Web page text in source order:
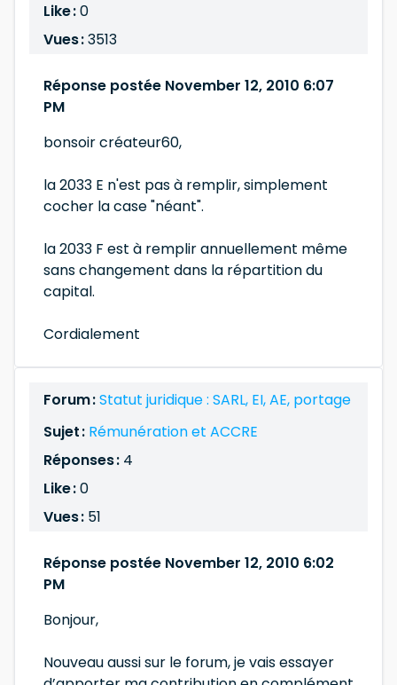
Like :0
Vues :3513
Réponse postée November 12, 2010 6:07
PM
bonsoir créateur60,
la 2033 E n'est pas à remplir, simplement
cocher la case "néant".
la 2033 F est à remplir annuellement même
sans changement dans la répartition du
capital.
Cordialement
Forum :Statut juridique : SARL, EI, AE, portage
Sujet : Rémunération et ACCRE
Réponses : 4
Like :0
Vues : 51
Réponse postée November 12, 2010 6:02
PM
Bonjour,
Nouveau aussi sur le forum, je vais essayer